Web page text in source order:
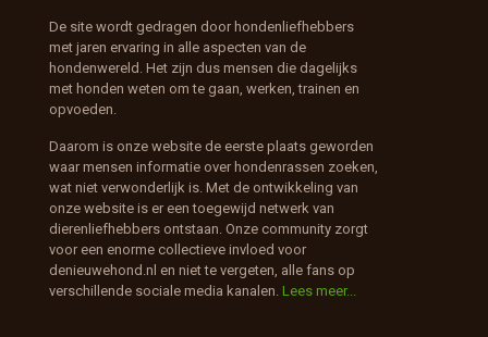
De site wordt gedragen door hondenliefhebbers
met jaren ervaring in alle aspecten van de
hondenwereld. Het zijn dus mensen die dagelijks
met honden weten om te gaan, werken, trainen en
opvoeden.
Daarom is onze website de eerste plaats geworden
waar mensen informatie over hondenrassen zoeken,
wat niet verwonderlijk is. Met de ontwikkeling van
onze website is er een toegewijd netwerk van
dierenliefhebbers ontstaan. Onze community zorgt
voor een enorme collectieve invloed voor
denieuwehond.nl en niet te vergeten, alle fans op
verschillende sociale media kanalen. Lees meer...